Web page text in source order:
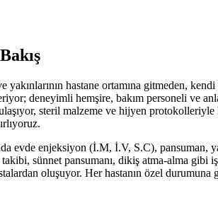
yakınlarının hastane ortamına gitmeden,
deneyimli hemşire, bakım personeli ve
steril malzeme ve hijyen protokolleriyle
evde enjeksiyon (İ.M, İ.V, S.C), pansuman,
sünnet pansumanı, dikiş atma-alma gibi
oluşuyor. Her hastanın özel